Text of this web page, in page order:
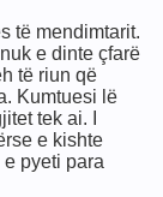
të mendimtarit.
e dinte çfarë
të riun që
Kumtuesi lë
tek ai. I
e kishte
pyeti para